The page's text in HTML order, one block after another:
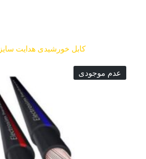
کابل خورشیدی هدایت سایز ۴
عدم موجودی